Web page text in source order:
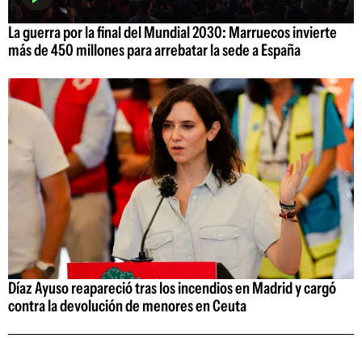
La guerra por la final del Mundial 2030: Marruecos invierte
más de 450 millones para arrebatar la sede a España
Díaz Ayuso reapareció tras los incendios en Madrid y cargó
contra la devolución de menores en Ceuta